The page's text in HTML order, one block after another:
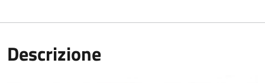
Descrizione